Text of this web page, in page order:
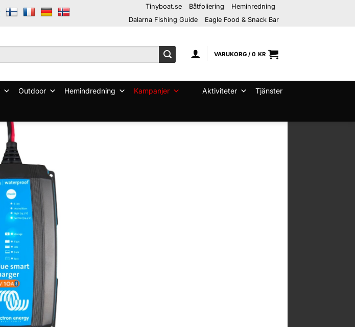
Tinyboat.se Båtfoliering
Heminredning
Dalarna Fishing Guide
Eagle Food & Snack Bar
VARUKORG /0 KR
Outdoor Hemindredning Kampanjer Aktiviteter Tjänster